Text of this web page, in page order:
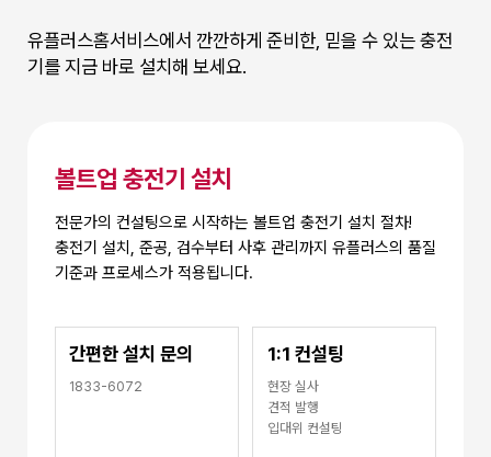
유플러스홈서비스에서 깐깐하게 준비한, 믿을 수 있는 충전
기를 지금 바로 설치해 보세요.
볼트업 충전기 설치
전문가의 컨설팅으로 시작하는 볼트업 충전기 설치 절차!
충전기 설치, 준공, 검수부터 사후 관리까지 유플러스의 품질
기준과 프로세스가 적용됩니다.
간편한설치 문의
1833-6072
1:1 컨설팅
현장 실사
견적 발행
입대위 컨설팅